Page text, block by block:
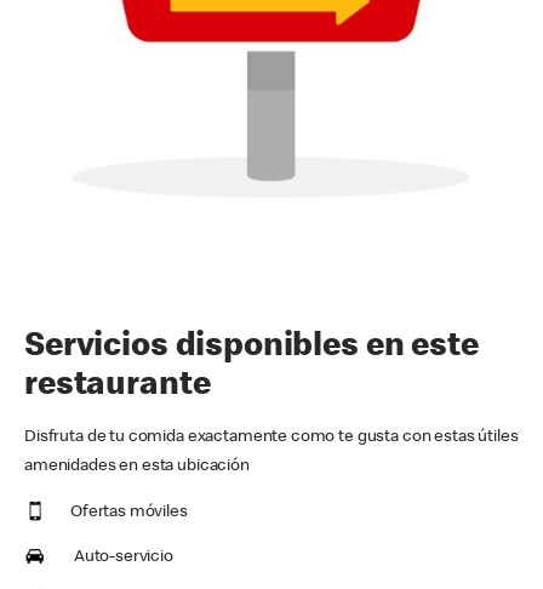
Servicios disponibles en este
restaurante
Disfruta de tu comida exactamente como te gusta con estas útiles
amenidades en esta ubicación
Ofertas móviles
Auto-servicio